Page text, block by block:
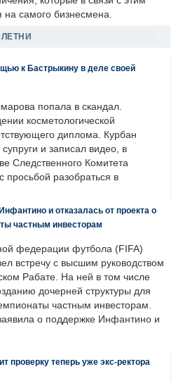
самого бизнесмена.
к Бастрыкину в деле своей
попала в скандал.
косметологической
диплома. Курбан
и записал видео, в
Следственного Комитета
просьбой разобраться в
и отказалась от проекта о
частным инвесторам
федерации футбола (FIFA)
встречу с высшим руководством
Рабате. На ней в том числе
дочерней структуры для
частным инвесторам.
о поддержке Инфантино и
теперь уже экс-ректора